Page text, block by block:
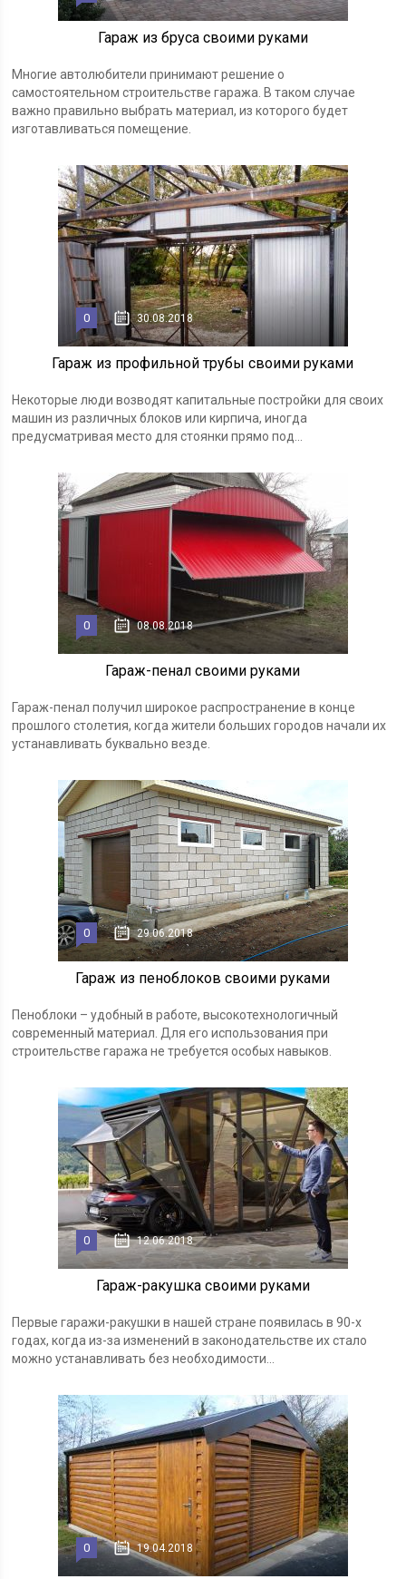
Гараж из бруса своими руками
Многие автолюбители принимают решение о
самостоятельном строительстве гаража. В таком случае
важно правильно выбрать материал, из которого будет
изготавливаться помещение.
0 30.08.2018
Гараж из профильной трубы своими руками
Некоторые люди возводят капитальные постройки для своих
машин из различных блоков или кирпича, иногда
предусматривая место для стоянки прямо под...
0 08.08.2018
Гараж-пенал своими руками
Гараж-пенал получил широкое распространение в конце
прошлого столетия, когда жители больших городов начали их
устанавливать буквально везде.
0 29.06.2018
Гараж из пеноблоков своими руками
Пеноблоки – удобный в работе, высокотехнологичный
современный материал. Для его использования при
строительстве гаража не требуется особых навыков.
0 12.06.2018
Гараж-ракушка своими руками
Первые гаражи-ракушки в нашей стране появилась в 90-х
годах, когда из-за изменений в законодательстве их стало
можно устанавливать без необходимости...
0 19.04.2018